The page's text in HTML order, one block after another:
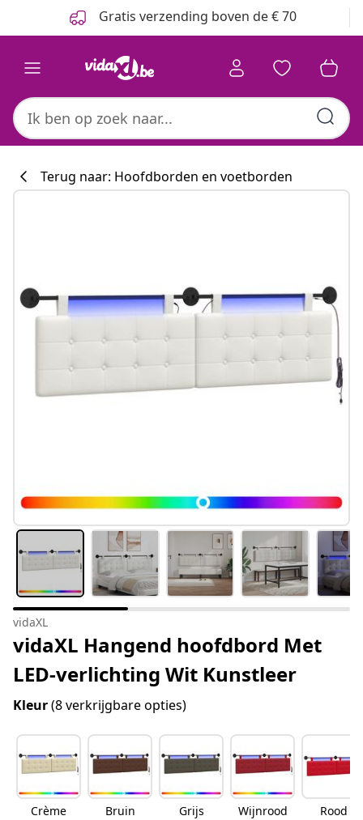
Gratis verzending boven de € 70
Terug naar: Hoofdborden en voetborden
vidaXL
vidaXL Hangend hoofdbord Met
LED-verlichting Wit Kunstleer
Kleur(8 verkrijgbare opties)
Crème Bruin Grijs Wijnrood Rood